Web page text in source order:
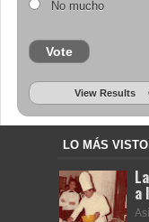
No mucho
Vote
View Results
LO MÁS
a